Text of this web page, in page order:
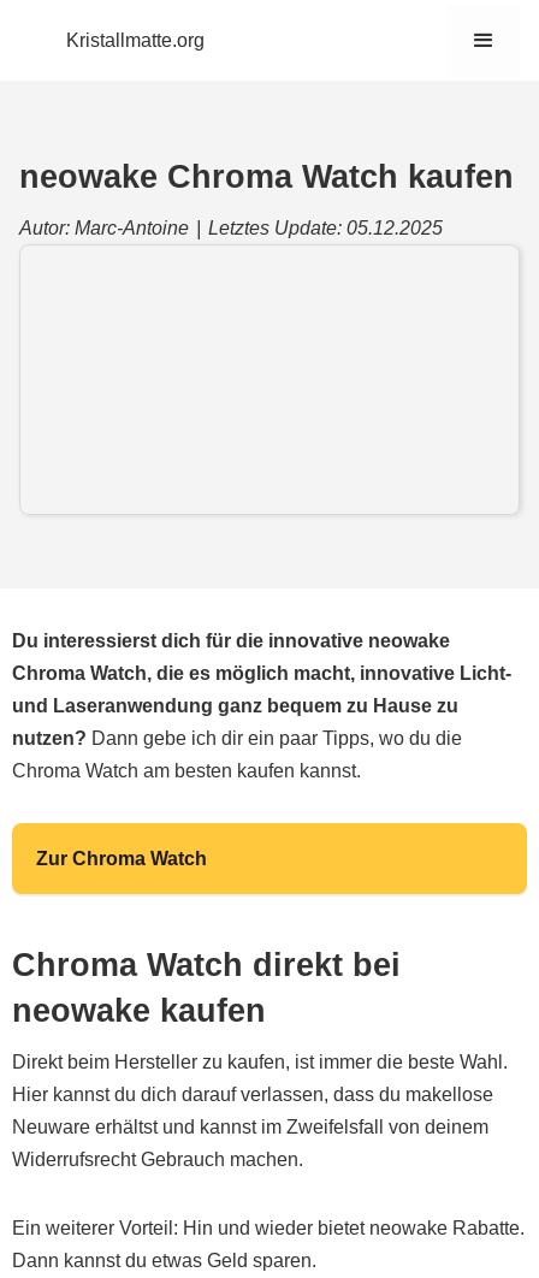
Kristallmatte.org
neowake Chroma Watch kaufen
Autor: Marc-Antoine Letztes Update: 05.12.2025
Du interessierst dich für die innovative neowake
Chroma Watch, die es möglich macht, innovative Licht-
und Laseranwendung ganz bequem zu Hause zu
nutzen? Dann gebe ich dir ein paar Tipps, wo du die
Chroma Watch am besten kaufen kannst.
Zur Chroma Watch
Chroma Watch direkt bei
neowake kaufen
Direkt beim Hersteller zu kaufen, ist immer die beste Wahl.
Hier kannst du dich darauf verlassen, dass du makellose
Neuware erhältst und kannst im Zweifelsfall von deinem
Widerrufsrecht Gebrauch machen.
Ein weiterer Vorteil: Hin und wieder bietet neowake Rabatte.
Dann kannst du etwas Geld sparen.